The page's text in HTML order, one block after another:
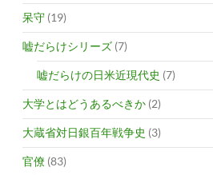
呆守 (19)
嘘だらけシリーズ (7)
嘘だらけの日米近現代史 (7)
大学とはどうあるべきか (2)
大蔵省対日銀百年戦争史 (3)
官僚 (83)